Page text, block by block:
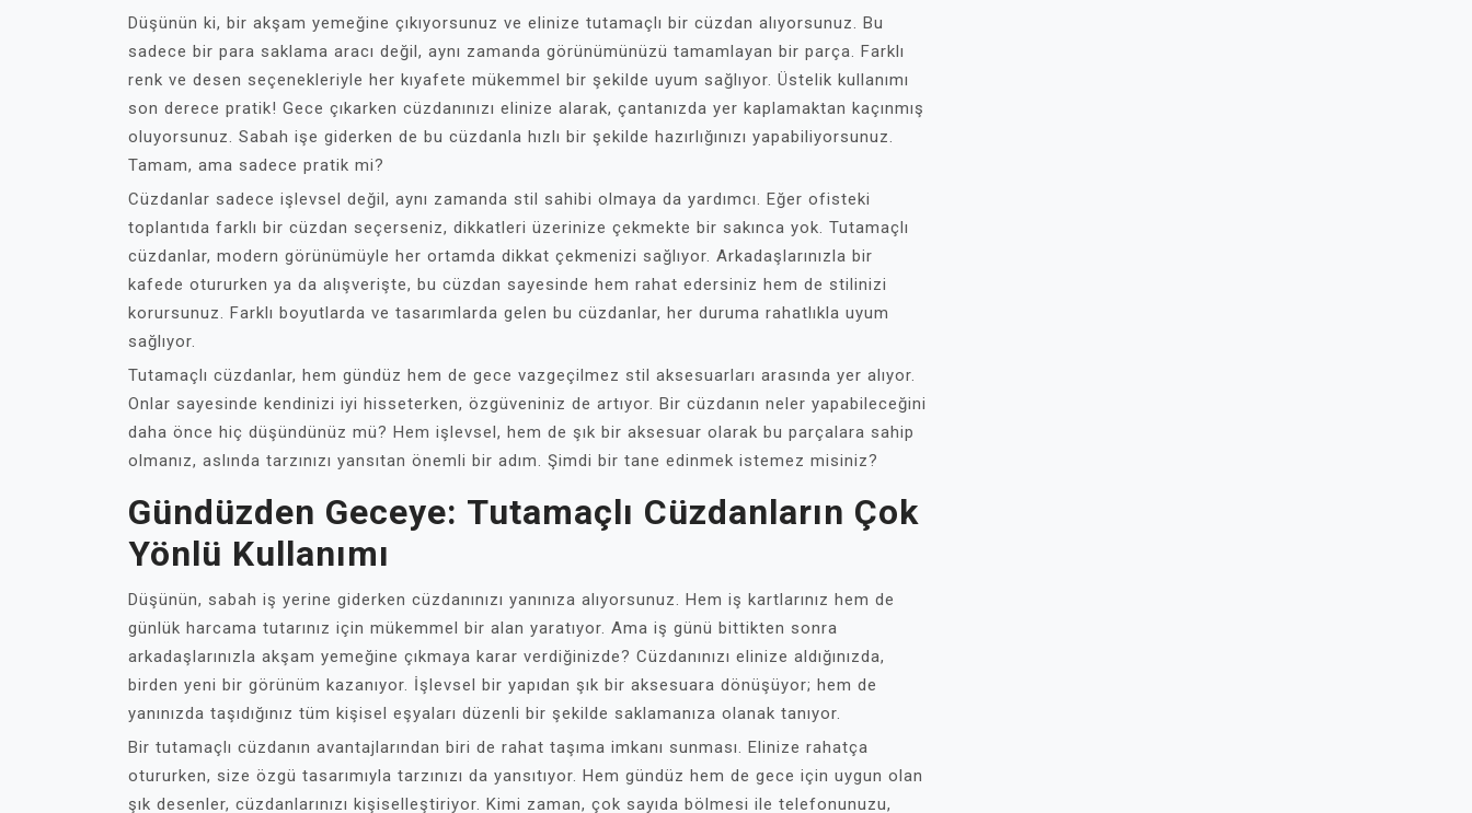
Düşünün ki, bir akşam yemeğine çıkıyorsunuz ve elinize tutamaçlı bir cüzdan alıyorsunuz. Bu
sadece bir para saklama aracı değil, aynı zamanda görünümünüzü tamamlayan bir parça. Farklı
renk ve desen seçenekleriyle her kıyafete mükemmel bir şekilde uyum sağlıyor. Üstelik kullanımı
son derece pratik! Gece çıkarken cüzdanınızı elinize alarak, çantanızda yer kaplamaktan kaçınmış
oluyorsunuz. Sabah işe giderken de bu cüzdanla hızlı bir şekilde hazırlığınızı yapabiliyorsunuz.
Tamam, ama sadece pratik mi?
Cüzdanlar sadece işlevsel değil, aynı zamanda stil sahibi olmaya da yardımcı. Eğer ofisteki
toplantıda farklı bir cüzdan seçerseniz, dikkatleri üzerinize çekmekte bir sakınca yok. Tutamaçlı
cüzdanlar, modern görünümüyle her ortamda dikkat çekmenizi sağlıyor. Arkadaşlarınızla bir
kafede otururken ya da alışverişte, bu cüzdan sayesinde hem rahat edersiniz hem de stilinizi
korursunuz. Farklı boyutlarda ve tasarımlarda gelen bu cüzdanlar, her duruma rahatlıkla uyum
sağlıyor.
Tutamaçlı cüzdanlar, hem gündüz hem de gece vazgeçilmez stil aksesuarları arasında yer alıyor.
Onlar sayesinde kendinizi iyi hisseterken, özgüveniniz de artıyor. Bir cüzdanın neler yapabileceğini
daha önce hiç düşündünüz mü? Hem işlevsel, hem de şık bir aksesuar olarak bu parçalara sahip
olmanız, aslında tarzınızı yansıtan önemli bir adım. Şimdi bir tane edinmek istemez misiniz?
Gündüzden Geceye: Tutamaçlı Cüzdanların Çok
Yönlü Kullanımı
Düşünün, sabah iş yerine giderken cüzdanınızı yanınıza alıyorsunuz. Hem iş kartlarınız hem de
günlük harcama tutarınız için mükemmel bir alan yaratıyor. Ama iş günü bittikten sonra
arkadaşlarınızla akşam yemeğine çıkmaya karar verdiğinizde? Cüzdanınızı elinize aldığınızda,
birden yeni bir görünüm kazanıyor. İşlevsel bir yapıdan şık bir aksesuara dönüşüyor; hem de
yanınızda taşıdığınız tüm kişisel eşyaları düzenli bir şekilde saklamanıza olanak tanıyor.
Bir tutamaçlı cüzdanın avantajlarından biri de rahat taşıma imkanı sunması. Elinize rahatça
otururken, size özgü tasarımıyla tarzınızı da yansıtıyor. Hem gündüz hem de gece için uygun olan
şık desenler, cüzdanlarınızı kişiselleştiriyor. Kimi zaman, çok sayıda bölmesi ile telefonunuzu,